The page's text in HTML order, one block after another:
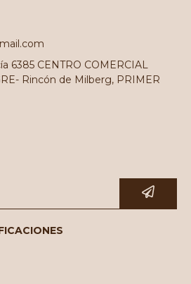
6385 CENTRO COMERCIAL
Rincón de Milberg, PRIMER